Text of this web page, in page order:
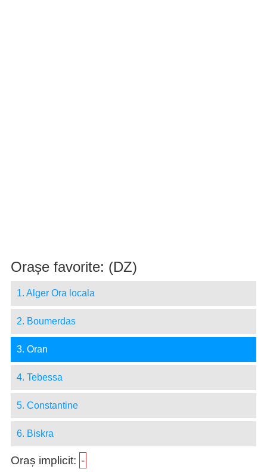
Orașe favorite: (DZ)
1. Alger Ora locala
2. Boumerdas
3. Oran
4. Tebessa
5. Constantine
6. Biskra
Oraș implicit: -